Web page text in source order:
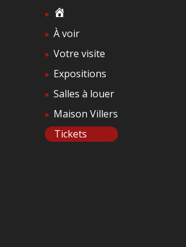
À voir
Votre visite
Expositions
Salles à louer
Maison Villers
Tickets